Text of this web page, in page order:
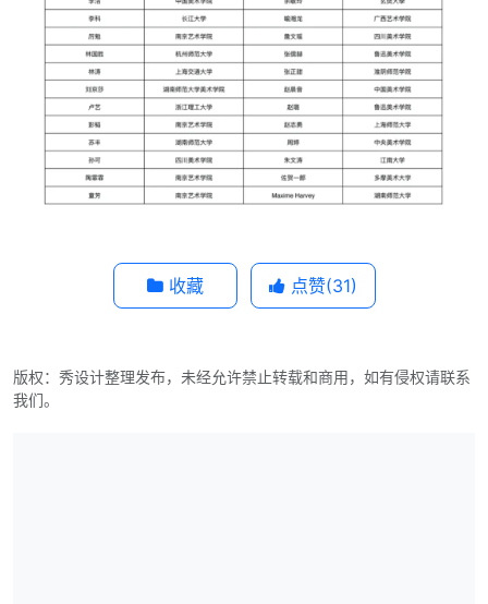
收藏 点赞(31)
版权：秀设计整理发布，未经允许禁止转载和商用，如有侵权请联系
我们。